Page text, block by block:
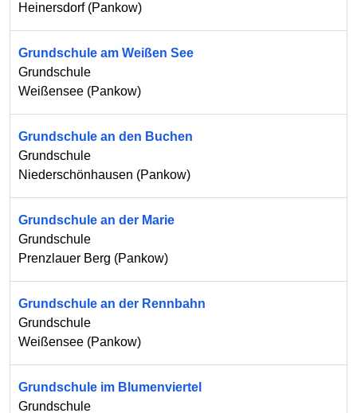
Heinersdorf(Pankow)
Grundschule am Weißen See
Grundschule
Weißensee (Pankow)
Grundschule an den Buchen
Grundschule
Niederschönhausen (Pankow)
Grundschule an der Marie
Grundschule
Prenzlauer Berg (Pankow)
Grundschule an der Rennbahn
Grundschule
Weißensee (Pankow)
Grundschule im Blumenviertel
Grundschule